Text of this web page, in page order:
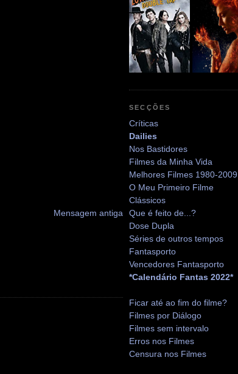
Mensagem antiga
SECÇÕES
Críticas
Dailies
Nos Bastidores
Filmes da Minha Vida
Melhores Filmes 1980-2009
O Meu Primeiro Filme
Clássicos
Que é feito de...?
Dose Dupla
Séries de outros tempos
Fantasporto
Vencedores Fantasporto
*Calendário Fantas 2022*
Ficar até ao fim do filme?
Filmes por Diálogo
Filmes sem intervalo
Erros nos Filmes
Censura nos Filmes